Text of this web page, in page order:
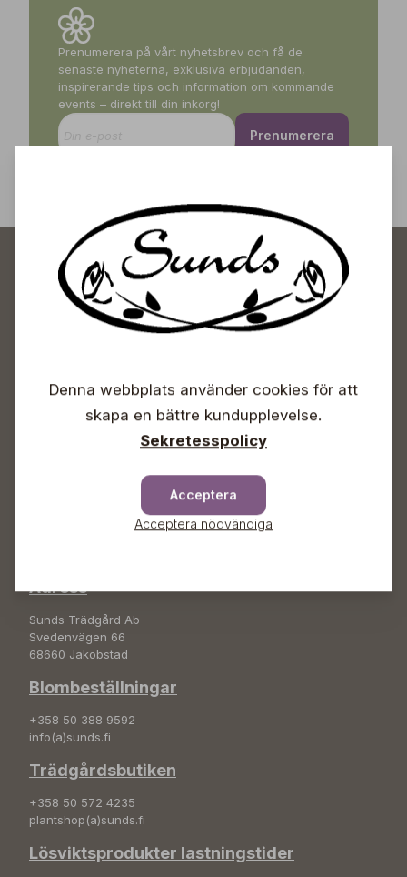
Prenumerera på vårt nyhetsbrev och få de
senaste nyheterna, exklusiva erbjudanden,
inspirerande tips och information om kommande
events – direkt till din inkorg!
Prenumerera
Söndagar Självbetjäning
Adress
Sunds Trädgård Ab
Svedenvägen 66
68660 Jakobstad
Blombeställningar
+358 50 388 9592
info(a)sunds.fi
Trädgårdsbutiken
+358 50 572 4235
plantshop(a)sunds.fi
Lösviktsprodukter lastningstider
Denna webbplats använder cookies för att
skapa en bättre kundupplevelse.
Sekretesspolicy
Acceptera
Acceptera nödvändiga